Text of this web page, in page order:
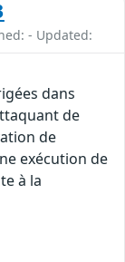
- Updated:
dans
de
de
exécution de
à la